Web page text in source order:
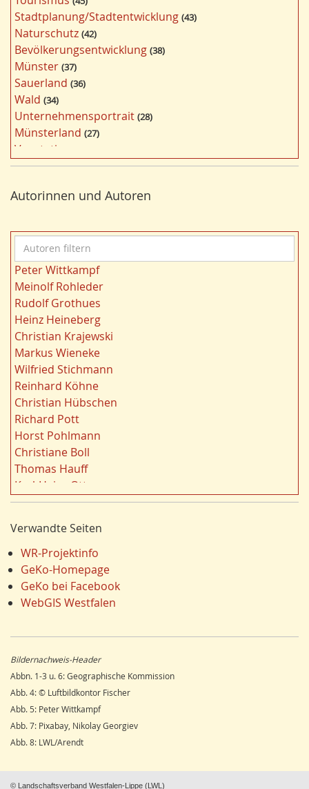
w
ö
r
t
e
r
f
i
l
t
e
r
n
Stadtplanung/Stadtentwicklung 43
Naturschutz 42
Bevölkerungsentwicklung 38
Münster 37
Sauerland 36
Wald 34
Unternehmensportrait 28
Münsterland 27
Vegetation
Nordrhein-Westfalen 25
Bildung 24
Kultur 22
Kulturlandschaft
Wohnen 21
Gewässer 21
Ruhrgebiet 20
Migration/Wanderung
Strukturwandel 20
Städtebau 20
Wahl 20
Ländliche Entwicklung
Landschaft 19
Siedlung/Siedlungsgeschichte
Demographischer Wandel
Geologie 19
Dortmund 18
Fauna 17
Energie/Energiewirtschaft 17
Ausländer 16
Klima/Klimawandel
Einzelhandel
Schienenverkehr 15
LEADER 15
Umweltverschmutzung
Ostwestfalen 14
Siegerland 13
Radfahren/Radverkehr
Unterwelten 12
Schule 12
Autorinnen und Autoren
u
t
o
r
e
n
f
i
l
t
e
r
n
Peter Wittkampf
Meinolf Rohleder
Rudolf Grothues
Heinz Heineberg
Christian Krajewski
Markus Wieneke
Wilfried Stichmann
Reinhard Köhne
Christian Hübschen
Richard Pott
Horst Pohlmann
Christiane Boll
Thomas Hauff
Karl-Heinz Otto
Carola Bischoff
Jürgen Lethmate
Rudolf Bergmann
Hans-Werner Wehling
Klaus Temlitz
Stefan Harnischmacher
Julius Werner
Kreft-Kettermann
Gerhard Henkel
Friedrich Schulte-Derne
Ann-Kathrin Kusch
Karl Heinz Maurmann
Stefan Prott
Viona Dropmann
Verwandte Seiten
WR-Projektinfo
GeKo-Homepage
GeKo bei Facebook
WebGIS Westfalen
Bildernachweis-Header
Abbn. 1-3 u. 6: Geographische Kommission
Abb. 4: © Luftbildkontor Fischer
Abb. 5: Peter Wittkampf
Abb. 7: Pixabay, Nikolay Georgiev
Abb. 8: LWL/Arendt
© Landschaftsverband Westfalen-Lippe (LWL)